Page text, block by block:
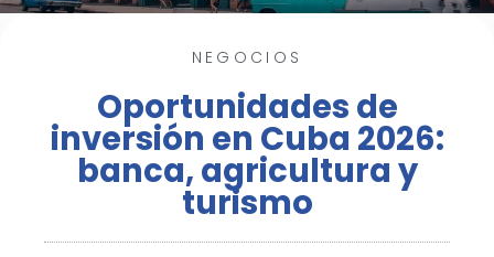
NEGOCIOS
Oportunidades de
inversión en Cuba 2026:
banca, agricultura y
turismo